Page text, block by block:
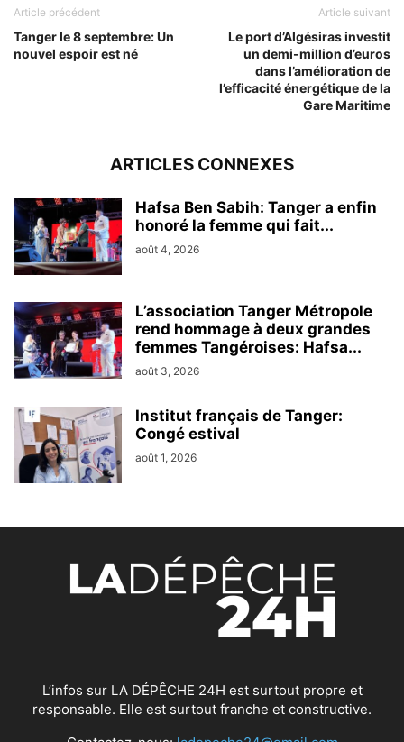
Article précédent
Tanger le 8 septembre: Un
nouvel espoir est né
Article suivant
Le port d’Algésiras investit
un demi-million d’euros
dans l’amélioration de
l’efficacité énergétique de la
Gare Maritime
ARTICLES CONNEXES
Hafsa Ben Sabih: Tanger a enfin
honoré la femme qui fait...
août 4, 2026
L’association Tanger Métropole
rend hommage à deux grandes
femmes Tangéroises: Hafsa...
août 3, 2026
Institut français de Tanger:
Congé estival
août 1, 2026
L’infos sur LA DÉPÊCHE 24H est surtout propre et
responsable. Elle est surtout franche et constructive.